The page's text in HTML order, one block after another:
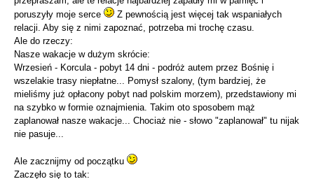
poruszyły moje serce
Z pewnością jest więcej tak wspaniałych
relacji. Aby się z nimi zapoznać, potrzeba mi trochę czasu.
Ale do rzeczy:
Nasze wakacje w dużym skrócie:
Wrzesień - Korcula - pobyt 14 dni - podróż autem przez Bośnię i
wszelakie trasy niepłatne... Pomysł szalony, (tym bardziej, że
mieliśmy już opłacony pobyt nad polskim morzem), przedstawiony mi
na szybko w formie oznajmienia. Takim oto sposobem mąż
zaplanował nasze wakacje... Chociaż nie - słowo "zaplanował" tu nijak
nie pasuje...
Ale zacznijmy od początku
Zaczęło się to tak: